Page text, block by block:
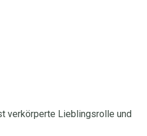
verkörperte Lieblingsrolle und